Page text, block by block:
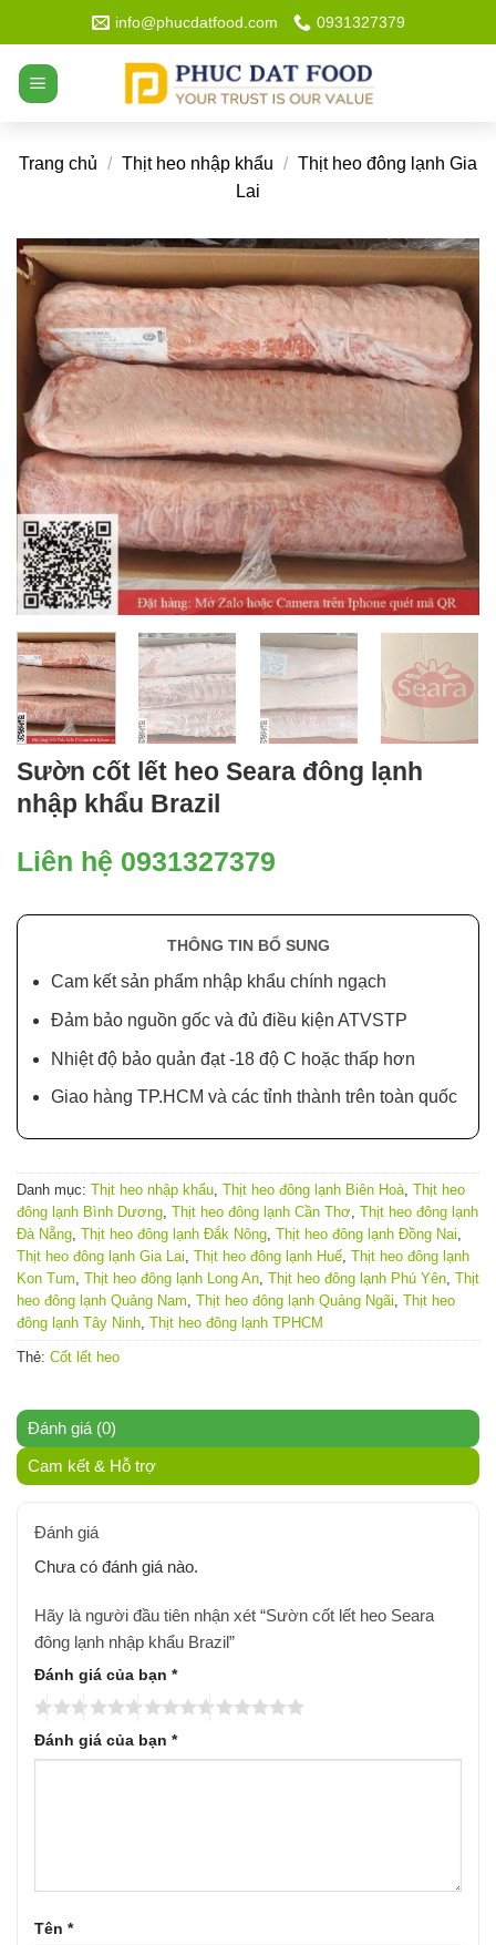
qua
nội
dung
info@phucdatfood.com 0931327379
Trang chủ / Thịt heo nhập khẩu / Thịt heo đông lạnh Gia
Lai
Sườn cốt lết heo Seara đông lạnh
nhập khẩu Brazil
Liên hệ 0931327379
THÔNG TIN BỔ SUNG
Cam kết sản phẩm nhập khẩu chính ngạch
Đảm bảo nguồn gốc và đủ điều kiện ATVSTP
Nhiệt độ bảo quản đạt -18 độ C hoặc thấp hơn
Giao hàng TP.HCM và các tỉnh thành trên toàn quốc
Danh mục: Thịt heo nhập khẩu, Thịt heo đông lạnh Biên Hoà, Thịt heo
đông lạnh Bình Dương, Thịt heo đông lạnh Cần Thơ, Thịt heo đông lạnh
Đà Nẵng, Thịt heo đông lạnh Đắk Nông, Thịt heo đông lạnh Đồng Nai,
Thịt heo đông lạnh Gia Lai, Thịt heo đông lạnh Huế, Thịt heo đông lạnh
Kon Tum, Thịt heo đông lạnh Long An, Thịt heo đông lạnh Phú Yên, Thịt
heo đông lạnh Quảng Nam, Thịt heo đông lạnh Quảng Ngãi, Thịt heo
đông lạnh Tây Ninh, Thịt heo đông lạnh TPHCM
Thẻ: Cốt lết heo
Đánh giá (0)
Cam kết & Hỗ trợ
Đánh giá
Chưa có đánh giá nào.
Hãy là người đầu tiên nhận xét “Sườn cốt lết heo Seara
đông lạnh nhập khẩu Brazil”
Đánh giá của bạn *
Đánh giá của bạn *
Tên *